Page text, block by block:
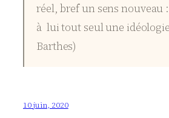
réel, bref un sens nouveau
à lui tout seul une
Barthes)
10 juin, 2020